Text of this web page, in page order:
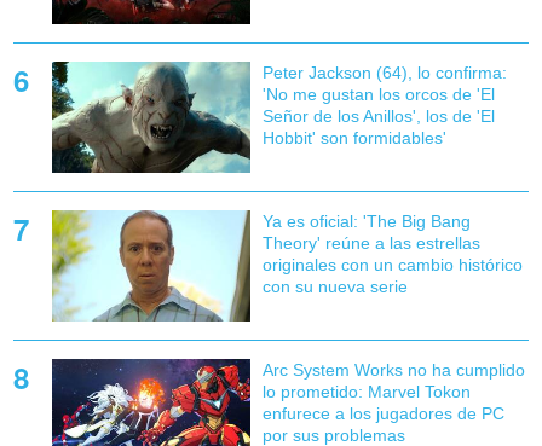
Peter Jackson (64), lo confirma:
'No me gustan los orcos de 'El
Señor de los Anillos', los de 'El
Hobbit' son formidables'
Ya es oficial: 'The Big Bang
Theory' reúne a las estrellas
originales con un cambio histórico
con su nueva serie
Arc System Works no ha cumplido
lo prometido: Marvel Tokon
enfurece a los jugadores de PC
por sus problemas